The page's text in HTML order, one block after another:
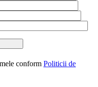
conform Politicii de